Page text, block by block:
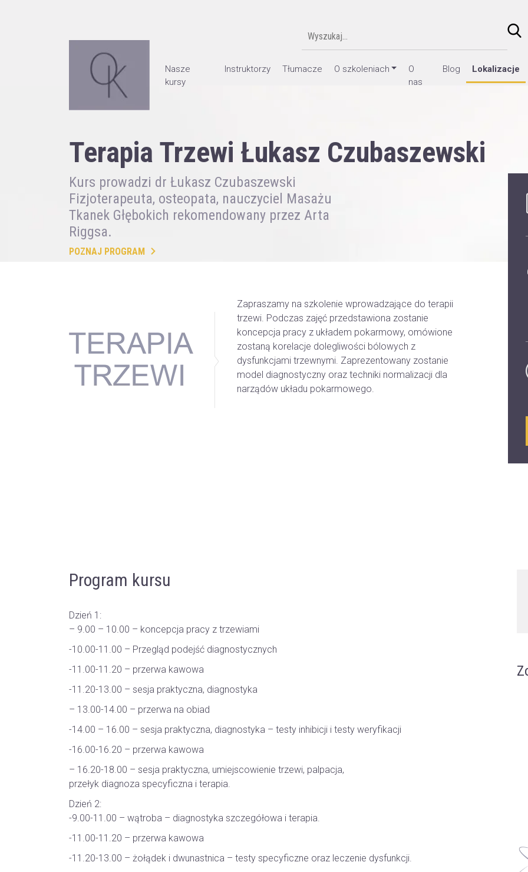
Nasze
kursy
Instruktorzy Tłumacze O szkoleniach
O
nas
Blog Lokalizacje
Terapia Trzewi Łukasz Czubaszewski
Kurs prowadzi dr Łukasz Czubaszewski
Fizjoterapeuta, osteopata, nauczyciel Masażu
Tkanek Głębokich rekomendowany przez Arta
Riggsa.
POZNAJ PROGRAM
Zapraszamy na szkolenie wprowadzające do terapii
trzewi. Podczas zajęć przedstawiona zostanie
koncepcja pracy z układem pokarmowy, omówione
zostaną korelacje dolegliwości bólowych z
dysfunkcjami trzewnymi. Zaprezentowany zostanie
model diagnostyczny oraz techniki normalizacji dla
narządów układu pokarmowego.
Program kursu
Dzień 1:
– 9.00 – 10.00 – koncepcja pracy z trzewiami
-10.00-11.00 – Przegląd podejść diagnostycznych
-11.00-11.20 – przerwa kawowa
-11.20-13.00 – sesja praktyczna, diagnostyka
– 13.00-14.00 – przerwa na obiad
-14.00 – 16.00 – sesja praktyczna, diagnostyka – testy inhibicji i testy weryfikacji
-16.00-16.20 – przerwa kawowa
– 16.20-18.00 – sesja praktyczna, umiejscowienie trzewi, palpacja,
przełyk diagnoza specyficzna i terapia.
Dzień 2:
-9.00-11.00 – wątroba – diagnostyka szczegółowa i terapia.
-11.00-11.20 – przerwa kawowa
-11.20-13.00 – żołądek i dwunastnica – testy specyficzne oraz leczenie dysfunkcji.